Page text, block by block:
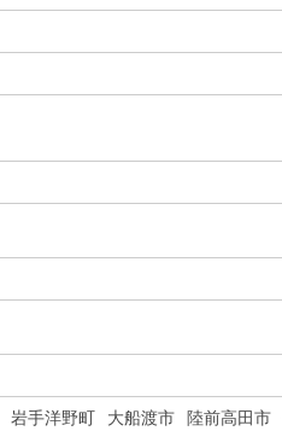
岩手洋野町 大船渡市 陸前高田市